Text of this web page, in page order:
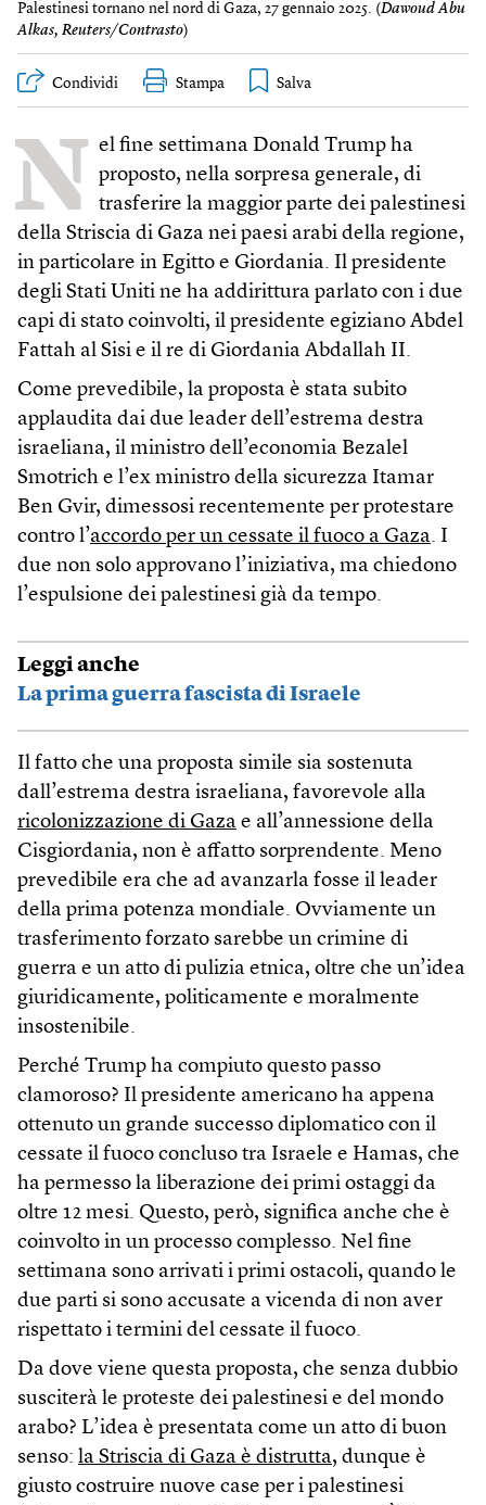
Palestinesi tornano nel nord di Gaza, 27 gennaio 2025. (Dawoud Abu
Alkas, Reuters/Contrasto)
Condividi Stampa
N el fine settimana Donald Trump ha
proposto, nella sorpresa generale, di
trasferire la maggior parte dei palestinesi
della Striscia di Gaza nei paesi arabi della regione,
in particolare in Egitto e Giordania. Il presidente
degli Stati Uniti ne ha addirittura parlato con i due
capi di stato coinvolti, il presidente egiziano Abdel
Fattah al Sisi e il re di Giordania Abdallah II.
Come prevedibile, la proposta è stata subito
applaudita dai due leader dell’estrema destra
israeliana, il ministro dell’economia Bezalel
Smotrich e l’ex ministro della sicurezza Itamar
Ben Gvir, dimessosi recentemente per protestare
contro l’accordo per un cessate il fuoco a Gaza. I
due non solo approvano l’iniziativa, ma chiedono
l’espulsione dei palestinesi già da tempo.
Leggi anche
La prima guerra fascista di Israele
Il fatto che una proposta simile sia sostenuta
dall’estrema destra israeliana, favorevole alla
ricolonizzazione di Gaza e all’annessione della
Cisgiordania, non è affatto sorprendente. Meno
prevedibile era che ad avanzarla fosse il leader
della prima potenza mondiale. Ovviamente un
trasferimento forzato sarebbe un crimine di
guerra e un atto di pulizia etnica, oltre che un’idea
giuridicamente, politicamente e moralmente
insostenibile.
Perché Trump ha compiuto questo passo
clamoroso? Il presidente americano ha appena
ottenuto un grande successo diplomatico con il
cessate il fuoco concluso tra Israele e Hamas, che
ha permesso la liberazione dei primi ostaggi da
oltre 12 mesi. Questo, però, significa anche che è
coinvolto in un processo complesso. Nel fine
settimana sono arrivati i primi ostacoli, quando le
due parti si sono accusate a vicenda di non aver
rispettato i termini del cessate il fuoco.
Da dove viene questa proposta, che senza dubbio
susciterà le proteste dei palestinesi e del mondo
arabo? L’idea è presentata come un atto di buon
senso: la Striscia di Gaza è distrutta, dunque è
giusto costruire nuove case per i palestinesi